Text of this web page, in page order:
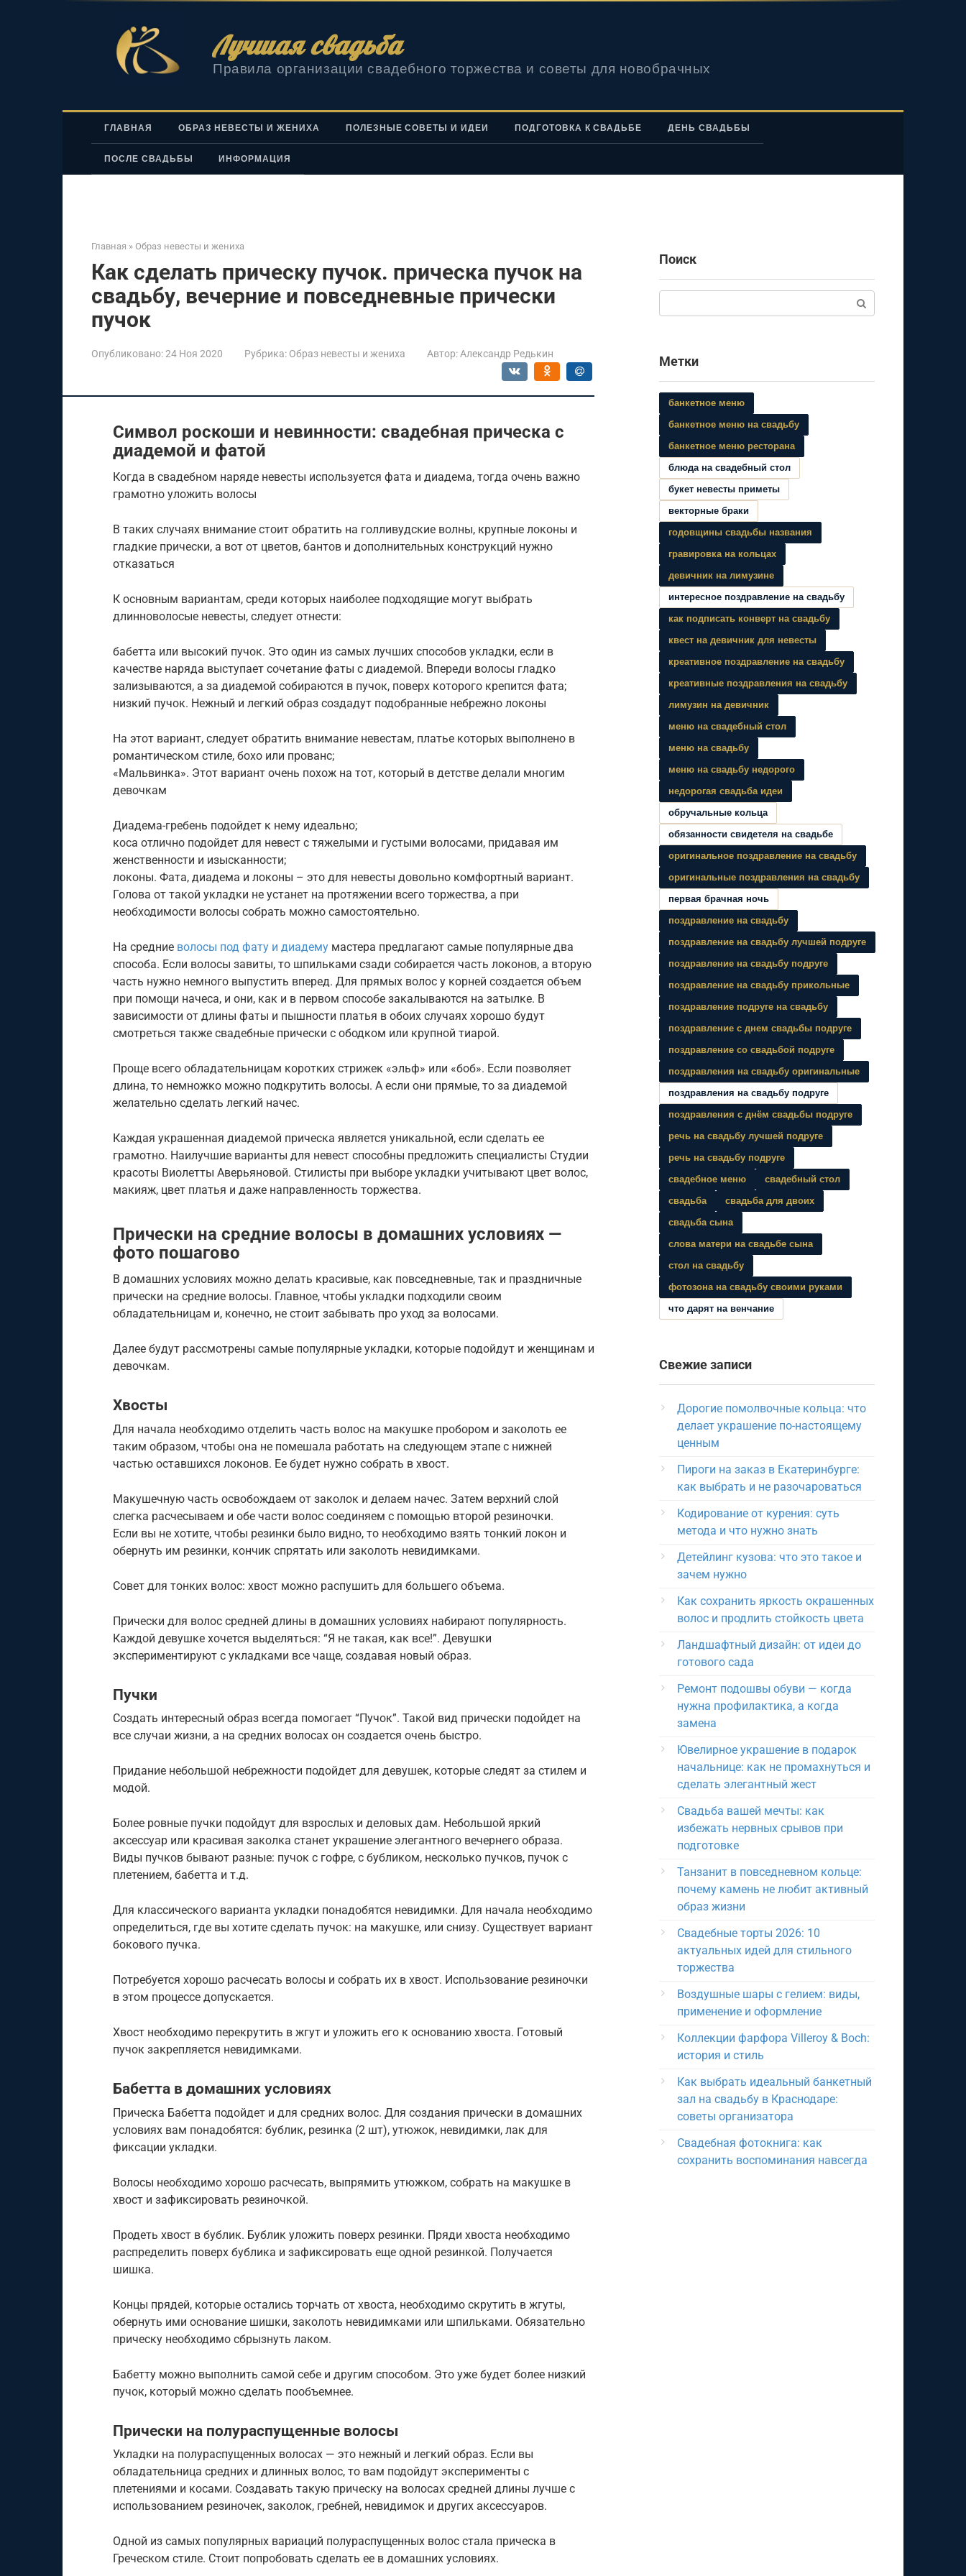
Лучшая свадьба
Правила организации свадебного торжества и советы для новобрачных
ГЛАВНАЯ ОБРАЗ НЕВЕСТЫ И ЖЕНИХА ПОЛЕЗНЫЕ СОВЕТЫ И ИДЕИ ПОДГОТОВКА К СВАДЬБЕ ДЕНЬ СВАДЬБЫ
ПОСЛЕ СВАДЬБЫ ИНФОРМАЦИЯ
Главная » Образ невесты и жениха
Как сделать прическу пучок. прическа пучок на
свадьбу, вечерние и повседневные прически
пучок
Опубликовано:24 Ноя 2020 Рубрика: Образ невесты и жениха Автор: Александр Редькин
Символ роскоши и невинности: свадебная прическа с
диадемой и фатой
Когда в свадебном наряде невесты используется фата и диадема, тогда очень важно
грамотно уложить волосы
В таких случаях внимание стоит обратить на голливудские волны, крупные локоны и
гладкие прически, а вот от цветов, бантов и дополнительных конструкций нужно
отказаться
К основным вариантам, среди которых наиболее подходящие могут выбрать
длинноволосые невесты, следует отнести:
бабетта или высокий пучок. Это один из самых лучших способов укладки, если в
качестве наряда выступает сочетание фаты с диадемой. Впереди волосы гладко
зализываются, а за диадемой собираются в пучок, поверх которого крепится фата;
низкий пучок. Нежный и легкий образ создадут подобранные небрежно локоны
На этот вариант, следует обратить внимание невестам, платье которых выполнено в
романтическом стиле, бохо или прованс;
«Мальвинка». Этот вариант очень похож на тот, который в детстве делали многим
девочкам
Диадема-гребень подойдет к нему идеально;
коса отлично подойдет для невест с тяжелыми и густыми волосами, придавая им
женственности и изысканности;
локоны. Фата, диадема и локоны – это для невесты довольно комфортный вариант.
Голова от такой укладки не устанет на протяжении всего торжества, а при
необходимости волосы собрать можно самостоятельно.
На средние волосы под фату и диадему мастера предлагают самые популярные два
способа. Если волосы завиты, то шпильками сзади собирается часть локонов, а вторую
часть нужно немного выпустить вперед. Для прямых волос у корней создается объем
при помощи начеса, и они, как и в первом способе закалываются на затылке. В
зависимости от длины фаты и пышности платья в обоих случаях хорошо будут
смотреться также свадебные прически с ободком или крупной тиарой.
Проще всего обладательницам коротких стрижек «эльф» или «боб». Если позволяет
длина, то немножко можно подкрутить волосы. А если они прямые, то за диадемой
желательно сделать легкий начес.
Каждая украшенная диадемой прическа является уникальной, если сделать ее
грамотно. Наилучшие варианты для невест способны предложить специалисты Студии
красоты Виолетты Аверьяновой. Стилисты при выборе укладки учитывают цвет волос,
макияж, цвет платья и даже направленность торжества.
Прически на средние волосы в домашних условиях —
фото пошагово
В домашних условиях можно делать красивые, как повседневные, так и праздничные
прически на средние волосы. Главное, чтобы укладки подходили своим
обладательницам и, конечно, не стоит забывать про уход за волосами.
Далее будут рассмотрены самые популярные укладки, которые подойдут и женщинам и
девочкам.
Хвосты
Для начала необходимо отделить часть волос на макушке пробором и заколоть ее
таким образом, чтобы она не помешала работать на следующем этапе с нижней
частью оставшихся локонов. Ее будет нужно собрать в хвост.
Макушечную часть освобождаем от заколок и делаем начес. Затем верхний слой
слегка расчесываем и обе части волос соединяем с помощью второй резиночки.
Если вы не хотите, чтобы резинки было видно, то необходимо взять тонкий локон и
обернуть им резинки, кончик спрятать или заколоть невидимками.
Совет для тонких волос: хвост можно распушить для большего объема.
Прически для волос средней длины в домашних условиях набирают популярность.
Каждой девушке хочется выделяться: “Я не такая, как все!”. Девушки
экспериментируют с укладками все чаще, создавая новый образ.
Пучки
Создать интересный образ всегда помогает “Пучок”. Такой вид прически подойдет на
все случаи жизни, а на средних волосах он создается очень быстро.
Придание небольшой небрежности подойдет для девушек, которые следят за стилем и
модой.
Более ровные пучки подойдут для взрослых и деловых дам. Небольшой яркий
аксессуар или красивая заколка станет украшение элегантного вечернего образа.
Виды пучков бывают разные: пучок с гофре, с бубликом, несколько пучков, пучок с
плетением, бабетта и т.д.
Для классического варианта укладки понадобятся невидимки. Для начала необходимо
определиться, где вы хотите сделать пучок: на макушке, или снизу. Существует вариант
бокового пучка.
Потребуется хорошо расчесать волосы и собрать их в хвост. Использование резиночки
в этом процессе допускается.
Хвост необходимо перекрутить в жгут и уложить его к основанию хвоста. Готовый
пучок закрепляется невидимками.
Бабетта в домашних условиях
Прическа Бабетта подойдет и для средних волос. Для создания прически в домашних
условиях вам понадобятся: бублик, резинка (2 шт), утюжок, невидимки, лак для
фиксации укладки.
Волосы необходимо хорошо расчесать, выпрямить утюжком, собрать на макушке в
хвост и зафиксировать резиночкой.
Продеть хвост в бублик. Бублик уложить поверх резинки. Пряди хвоста необходимо
распределить поверх бублика и зафиксировать еще одной резинкой. Получается
шишка.
Концы прядей, которые остались торчать от хвоста, необходимо скрутить в жгуты,
обернуть ими основание шишки, заколоть невидимками или шпильками. Обязательно
прическу необходимо сбрызнуть лаком.
Бабетту можно выполнить самой себе и другим способом. Это уже будет более низкий
пучок, который можно сделать пообъемнее.
Прически на полураспущенные волосы
Укладки на полураспущенных волосах — это нежный и легкий образ. Если вы
обладательница средних и длинных волос, то вам подойдут эксперименты с
плетениями и косами. Создавать такую прическу на волосах средней длины лучше с
использованием резиночек, заколок, гребней, невидимок и других аксессуаров.
Одной из самых популярных вариаций полураспущенных волос стала прическа в
Греческом стиле. Стоит попробовать сделать ее в домашних условиях.
Поиск
Метки
банкетное меню
банкетное меню на свадьбу
банкетное меню ресторана
блюда на свадебный стол
букет невесты приметы
векторные браки
годовщины свадьбы названия
гравировка на кольцах
девичник на лимузине
интересное поздравление на свадьбу
как подписать конверт на свадьбу
квест на девичник для невесты
креативное поздравление на свадьбу
креативные поздравления на свадьбу
лимузин на девичник
меню на свадебный стол
меню на свадьбу
меню на свадьбу недорого
недорогая свадьба идеи
обручальные кольца
обязанности свидетеля на свадьбе
оригинальное поздравление на свадьбу
оригинальные поздравления на свадьбу
первая брачная ночь
поздравление на свадьбу
поздравление на свадьбу лучшей подруге
поздравление на свадьбу подруге
поздравление на свадьбу прикольные
поздравление подруге на свадьбу
поздравление с днем свадьбы подруге
поздравление со свадьбой подруге
поздравления на свадьбу оригинальные
поздравления на свадьбу подруге
поздравления с днём свадьбы подруге
речь на свадьбу лучшей подруге
речь на свадьбу подруге
свадебное меню
свадебный стол
свадьба
свадьба для двоих
свадьба сына
слова матери на свадьбе сына
стол на свадьбу
фотозона на свадьбу своими руками
что дарят на венчание
Свежие записи
Дорогие помолвочные кольца: что
делает украшение по-настоящему
ценным
Пироги на заказ в Екатеринбурге:
как выбрать и не разочароваться
Кодирование от курения: суть
метода и что нужно знать
Детейлинг кузова: что это такое и
зачем нужно
Как сохранить яркость окрашенных
волос и продлить стойкость цвета
Ландшафтный дизайн: от идеи до
готового сада
Ремонт подошвы обуви — когда
нужна профилактика, а когда
замена
Ювелирное украшение в подарок
начальнице: как не промахнуться и
сделать элегантный жест
Свадьба вашей мечты: как
избежать нервных срывов при
подготовке
Танзанит в повседневном кольце:
почему камень не любит активный
образ жизни
Свадебные торты 2026: 10
актуальных идей для стильного
торжества
Воздушные шары с гелием: виды,
применение и оформление
Коллекции фарфора Villeroy & Boch:
история и стиль
Как выбрать идеальный банкетный
зал на свадьбу в Краснодаре:
советы организатора
Свадебная фотокнига: как
сохранить воспоминания навсегда